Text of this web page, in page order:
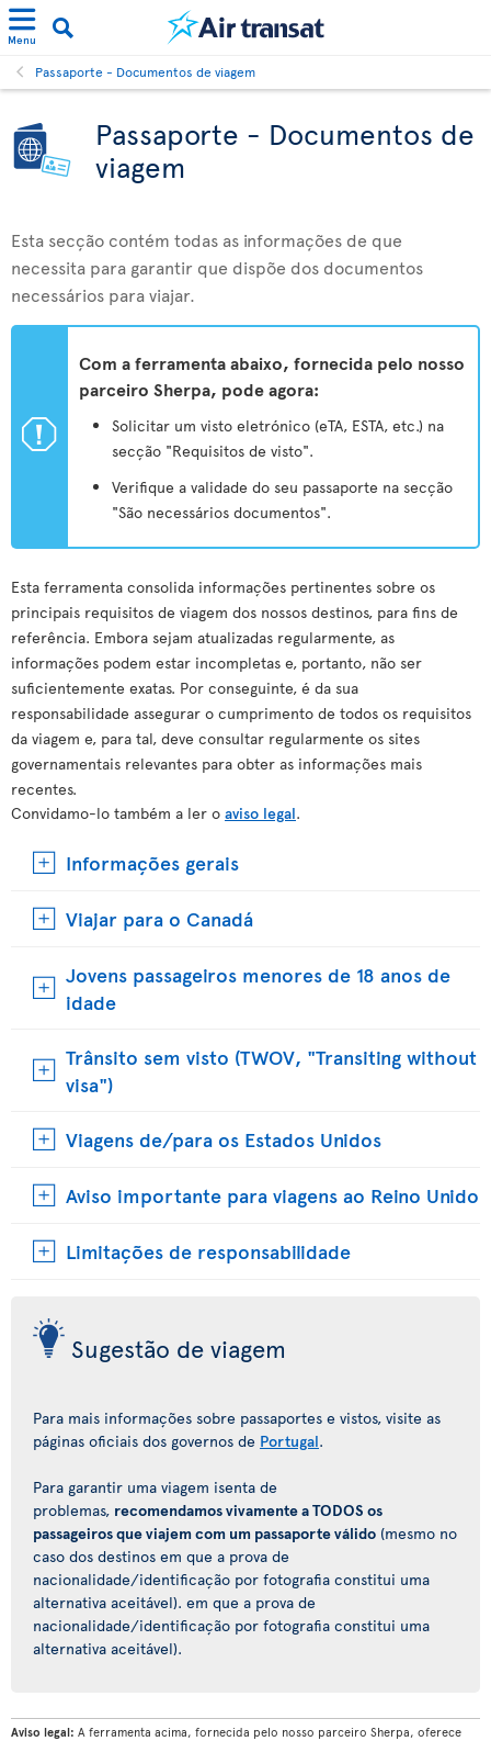
Menu
Passaporte - Documentos de viagem
Passaporte - Documentos de
viagem
Esta secção contém todas as informações de que
necessita para garantir que dispõe dos documentos
necessários para viajar.
ü
Com a ferramenta abaixo, fornecida pelo nosso
parceiro Sherpa, pode agora:
Solicitar um visto eletrónico (eTA, ESTA, etc.) na
secção "Requisitos de visto".
Verifique a validade do seu passaporte na secção
"São necessários documentos".
Esta ferramenta consolida informações pertinentes sobre os
principais requisitos de viagem dos nossos destinos, para fins de
referência. Embora sejam atualizadas regularmente, as
informações podem estar incompletas e, portanto, não ser
suficientemente exatas. Por conseguinte, é da sua
responsabilidade assegurar o cumprimento de todos os requisitos
da viagem e, para tal, deve consultar regularmente os sites
governamentais relevantes para obter as informações mais
recentes.
Convidamo-lo também a ler o aviso legal.
Informações gerais
Viajar para o Canadá
Jovens passageiros menores de 18 anos de
idade
Trânsito sem visto (TWOV, "Transiting without
visa")
Viagens de/para os Estados Unidos
Aviso importante para viagens ao Reino Unido
Limitações de responsabilidade
Sugestão de viagem
Para mais informações sobre passaportes e vistos, visite as
páginas oficiais dos governos de Portugal.
Para garantir uma viagem isenta de
problemas, recomendamos vivamente a TODOS os
passageiros que viajem com um passaporte válido (mesmo no
caso dos destinos em que a prova de
nacionalidade/identificação por fotografia constitui uma
alternativa aceitável). em que a prova de
nacionalidade/identificação por fotografia constitui uma
alternativa aceitável).
Aviso legal: A ferramenta acima, fornecida pelo nosso parceiro Sherpa, oferece